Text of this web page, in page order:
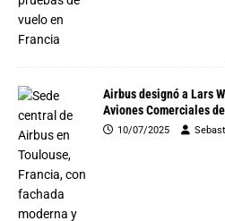
Airbus designó a Lars
Aviones Comerciales
10/07/2025